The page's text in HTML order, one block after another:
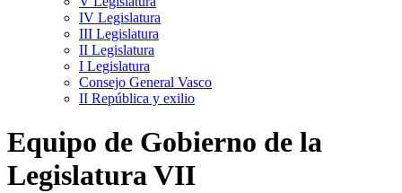
IV Legislatura
III Legislatura
II Legislatura
I Legislatura
Consejo General Vasco
II República y exilio
Equipo de Gobierno de la
Legislatura VII